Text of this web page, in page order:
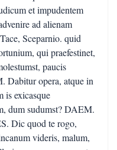
et impudentem
ad alienam
Sceparnio. quid
qui praefestinet,
paucis
Dabitur opera, atque in
is exicasque
dum sudumst? DAEM.
Dic quod te rogo,
videris, malum,